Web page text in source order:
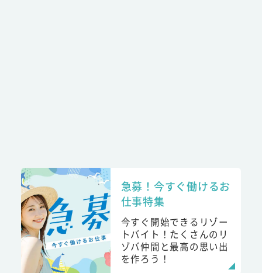
急募！今すぐ働けるお
仕事特集
今すぐ開始できるリゾー
トバイト！たくさんのリ
ゾバ仲間と最高の思い出
を作ろう！